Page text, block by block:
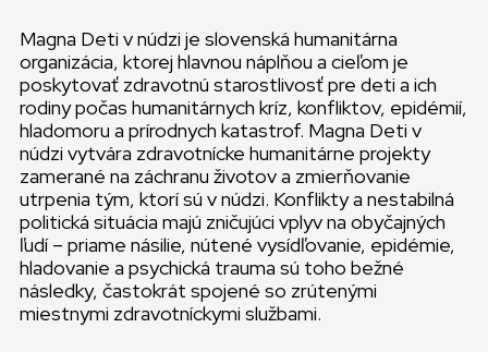
Magna Deti v núdzi je slovenská humanitárna
organizácia, ktorej hlavnou náplňou a cieľom je
poskytovať zdravotnú starostlivosť pre deti a ich
rodiny počas humanitárnych kríz, konfliktov, epidémií,
hladomoru a prírodnych katastrof. Magna Deti v
núdzi vytvára zdravotnícke humanitárne projekty
zamerané na záchranu životov a zmierňovanie
utrpenia tým, ktorí sú v núdzi. Konflikty a nestabilná
politická situácia majú zničujúci vplyv na obyčajných
ľudí – priame násilie, nútené vysídľovanie, epidémie,
hladovanie a psychická trauma sú toho bežné
následky, častokrát spojené so zrútenými
miestnymi zdravotníckymi službami.